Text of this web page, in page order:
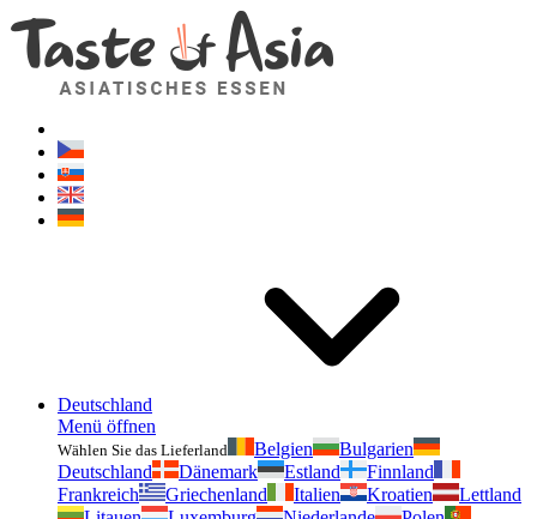
Deutschland
Menü öffnen
Wählen Sie das Lieferland Belgien
Bulgarien
Deutschland
Dänemark Estland
Finnland
Frankreich
Griechenland Italien Kroatien
Lettland
Geschmackvonasien.de
Zögern Sie nicht zu fragen. Ich bin für Sie da!